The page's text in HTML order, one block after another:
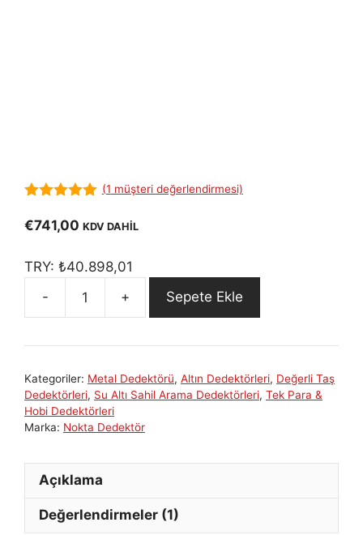
5
(1 müşteri değerlendirmesi)
€741,00 KDV DAHİL
TRY: ₺40.898,01
GOLD
61kHz
Geçirmez
Metal
Tespit
adet
Sepete Ekle
Kategoriler: Metal Dedektörü, Altın Dedektörleri, Değerli Taş
Dedektörleri, Su Altı Sahil Arama Dedektörleri, Tek Para &
Hobi Dedektörleri
Marka: Nokta Dedektör
Açıklama
Değerlendirmeler (1)